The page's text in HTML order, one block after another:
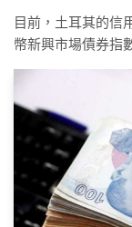
目前，土耳其的信
幣新興市場債券指